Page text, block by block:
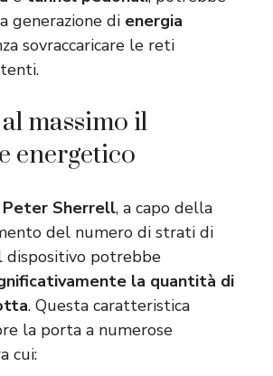
generazione di energia
sovraccaricare le reti
massimo il
energetico
Peter Sherrell, a capo della
del numero di strati di
dispositivo potrebbe
la quantità di
. Questa caratteristica
la porta a numerose
cui: